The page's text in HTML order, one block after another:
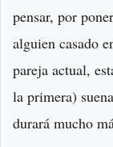
pensar, por
alguien casado
pareja actual,
la primera)
durará mucho